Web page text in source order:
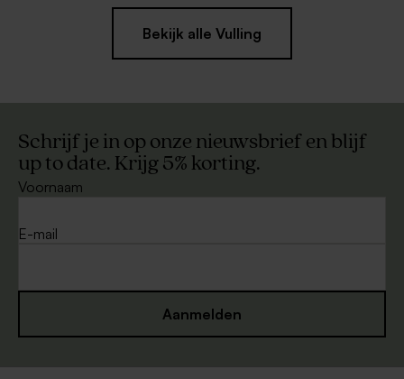
Bekijk alle Vulling
Schrijf je in op onze nieuwsbrief en blijf
up to date. Krijg 5% korting.
Voornaam
E-mail
Aanmelden